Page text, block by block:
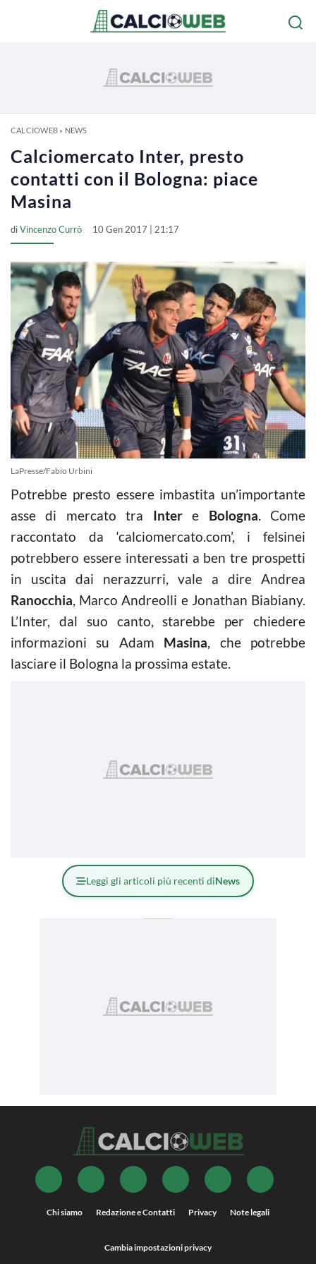
CALCIOWEB» NEWS
Calciomercato Inter, presto
contatti con il Bologna: piace
Masina
diVincenzo Currò 10 Gen 2017 | 21:17
LaPresse/Fabio Urbini
Potrebbe presto essere imbastita un’importante
asse di mercato tra Intere Bologna. Come
raccontato da ‘calciomercato.com’, i felsinei
potrebbero essere interessati a ben tre prospetti
in uscita dai nerazzurri, vale a dire Andrea
Ranocchia, Marco Andreolli e Jonathan Biabiany.
L’Inter, dal suo canto, starebbe per chiedere
informazioni su Adam Masina, che potrebbe
lasciare il Bologna la prossima estate.
Leggi gli articoli più recenti diNews
Chi siamo Redazione e Contatti Privacy Note legali
Cambia impostazioni privacy